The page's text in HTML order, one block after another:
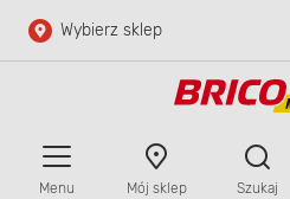
Przejdź do głównej zawartości
Wybierz sklep
Menu Mój sklep Szukaj